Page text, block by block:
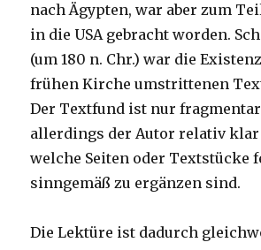
nach Ägypten, war aber zum
in die USA gebracht worden.
(um 180 n. Chr.) war die
frühen Kirche umstrittenen
Der Textfund ist nur
allerdings der Autor relativ klar
welche Seiten oder Textstücke
sinngemäß zu ergänzen sind.
Die Lektüre ist dadurch